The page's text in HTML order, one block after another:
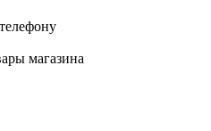
магазина